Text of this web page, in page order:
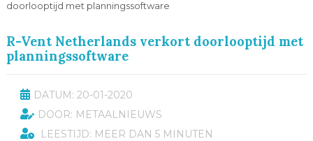
doorlooptijd met planningssoftware
R-Vent Netherlands verkort doorlooptijd met
planningssoftware
DATUM: 20-01-2020
DOOR: METAALNIEUWS
LEESTIJD: MEER DAN 5 MINUTEN